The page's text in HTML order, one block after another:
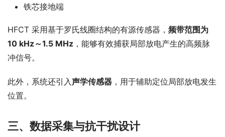
铁芯接地端
HFCT 采用基于罗氏线圈结构的有源传感器， 频带范围为
10 kHz～1.5 MHz ，能够有效捕获局部放电产生的高频脉
冲信号。
此外，系统还引入声学传感器 ，用于辅助定位局部放电发生
位置。
三、数据采集与抗干扰设计